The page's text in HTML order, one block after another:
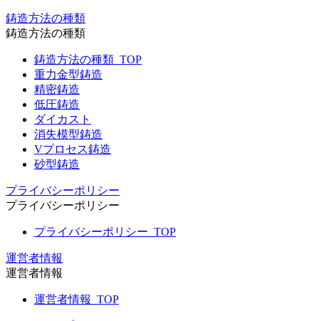
鋳造方法の種類
鋳造方法の種類
鋳造方法の種類_TOP
重力金型鋳造
精密鋳造
低圧鋳造
ダイカスト
消失模型鋳造
Vプロセス鋳造
砂型鋳造
プライバシーポリシー
プライバシーポリシー
プライバシーポリシー_TOP
運営者情報
運営者情報
運営者情報_TOP